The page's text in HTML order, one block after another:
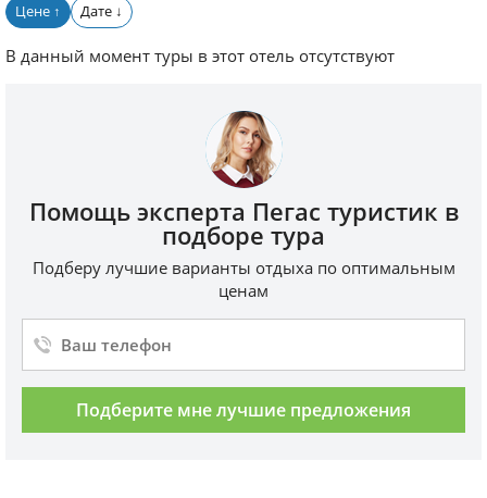
Цене ↑ Дате ↓
В данный момент туры в этот отель отсутствуют
Помощь эксперта Пегас туристик в
подборе тура
Подберу лучшие варианты отдыха по оптимальным
ценам
Подберите мне лучшие предложения